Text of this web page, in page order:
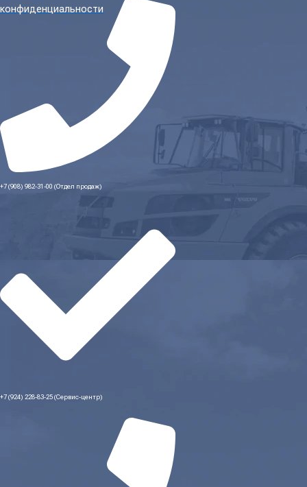
конфиденциальности
+7 (908) 982-31-00 (Отдел продаж)
+7 (924) 228-83-25 (Сервис-центр)